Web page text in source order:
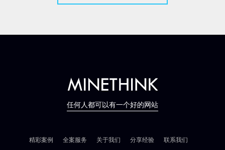
任何人都可以有一个好的网站
精彩案例 全案服务 关于我们 分享经验 联系我们